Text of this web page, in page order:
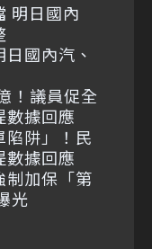
明日國內
國內汽、
！議員促全
數據回應
陷阱」！民
數據回應
制加保「第
光